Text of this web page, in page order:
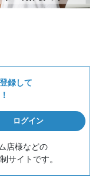
録して
ログイン
店様などの
サイトです。